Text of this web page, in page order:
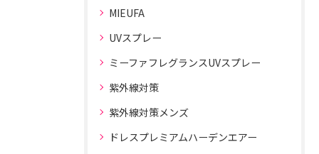
MIEUFA
UVスプレー
ミーファフレグランスUVスプレー
紫外線対策
紫外線対策メンズ
ドレスプレミアムハーデンエアー